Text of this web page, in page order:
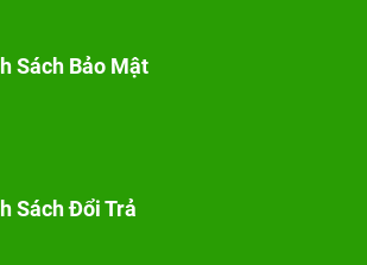
Sách Bảo Mật
Sách Đổi Trả